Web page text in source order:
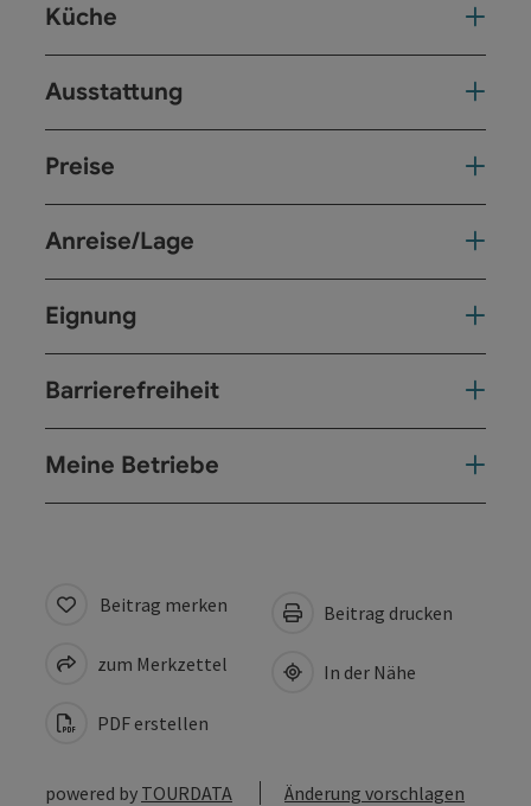
Küche
Ausstattung
Preise
Anreise/Lage
Eignung
Barrierefreiheit
Meine Betriebe
Beitrag merken
zum Merkzettel
PDF erstellen
Beitrag drucken
In der Nähe
powered by TOURDATA Änderung vorschlagen